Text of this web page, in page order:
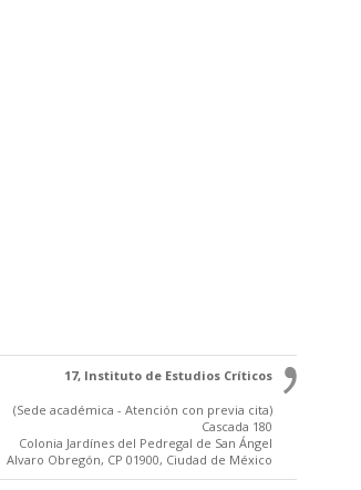
17, Instituto de Estudios Críticos
(Sede académica - Atención con previa cita)
Cascada 180
Colonia Jardínes del Pedregal de San Ángel
Alvaro Obregón, CP 01900, Ciudad de México